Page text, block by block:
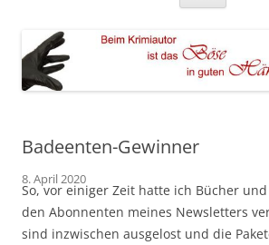
Badeenten-Gewinner
So, vor einiger Zeit hatte ich Bücher
den Abonnenten meines Newsletters
sind inzwischen ausgelost und die
8. April 2020